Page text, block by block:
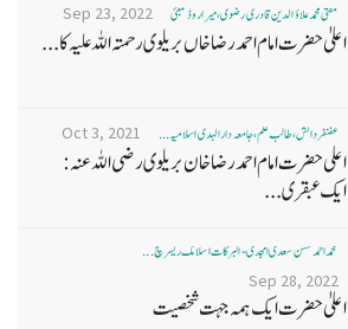
مفتی محمد علاؤ الدین قادری رضوی ، میرا روڈ ممبئی Sep 23, 2022
اعلیٰ حضرت امام احمد رضا خاں بر یلو ی رحمتہ اللہ علیہ کا...
غضنفر دانش، طالب علم، جامعہ دارالہدی اسلامیہ ... Oct 3, 2021
اعلی حضرت امام احمد رضا خان بریلوی رضی اللہ عنہ:
ایک عبقری...
محمد احمد حسن سعدی امجدی - البرکات اسلامک ریسرچ ...
Sep 28, 2022
اعلیٰ حضرت ایک ہمہ جہت شخصیت